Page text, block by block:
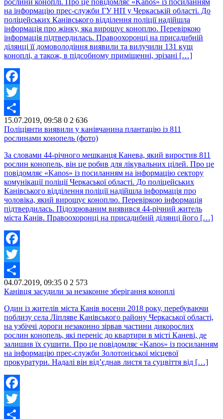
рослини коноплі. Про це повідомляє «Kanos» із посиланням
на інформацію прес-служби ГУ НП у Черкаській області. До
поліцейських Канівського відділення поліції надійшла
інформація про жінку, яка вирощує коноплю. Перевіркою
інформація підтвердилась. Правоохоронці на присадибній
ділянці її домоволодіння виявили та вилучили 131 кущ
коноплі, а також, в підсобному приміщенні, зрізані […]
Facebook
Twitter
Share
15.07.2019, 09:58 0 2 636
Поліціянти виявили у канівчанина плантацію із 811
рослинами конопель (фото)
За словами 44-річного мешканця Канева, який виростив 811
рослин конопель, він це робив для лікувальних цілей. Про це
повідомляє «Kanos» із посиланням на інформацію сектору
комунікації поліції Черкаської області. До поліцейських
Канівського відділення поліції надійшла інформація про
чоловіка, який вирощує коноплю. Перевіркою інформація
підтвердилась. Підозрюваним виявився 44-річний житель
міста Канів. Правоохоронці на присадибній ділянці його […]
Facebook
Twitter
Share
04.07.2019, 09:35 0 2 573
Канівця засудили за незаконне зберігання коноплі
Один із жителів міста Канів восени 2018 року, перебуваючи
поблизу села Ліпляве Канівського району Черкаської області,
на узбіччі дороги незаконно зірвав частини дикорослих
рослин конопель, які переніс до квартири в місті Каневі, де
залишив їх сушити. Про це повідомляє «Kanos» із посиланням
на інформацію прес-служби Золотоніської місцевої
прокуратури. Надалі він від’єднав листя та суцвіття від […]
Facebook
Twitter